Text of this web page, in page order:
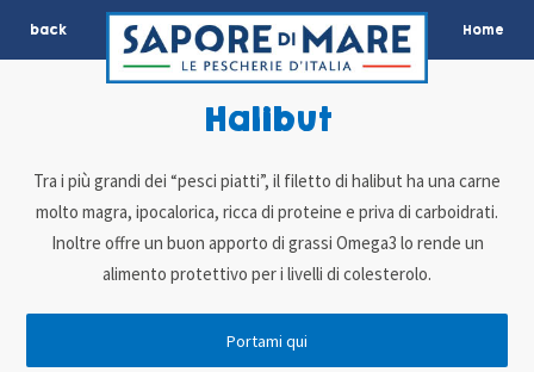
back Home
Halibut
Tra i più grandi dei “pesci piatti”, il filetto di halibut ha una carne
molto magra, ipocalorica, ricca di proteine e priva di carboidrati.
Inoltre offre un buon apporto di grassi Omega3 lo rende un
alimento protettivo per i livelli di colesterolo.
Portami qui